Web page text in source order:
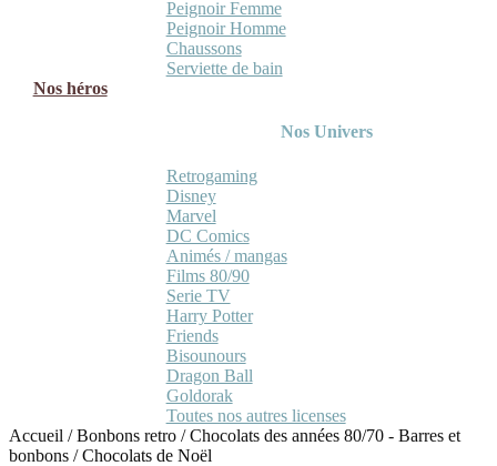
Peignoir Femme
Peignoir Homme
Chaussons
Serviette de bain
Nos héros
Nos Univers
Retrogaming
Disney
Marvel
DC Comics
Animés / mangas
Films 80/90
Serie TV
Harry Potter
Friends
Bisounours
Dragon Ball
Goldorak
Toutes nos autres licenses
Accueil /Bonbons retro /Chocolats des années 80/70 - Barres et
bonbons /Chocolats de Noël